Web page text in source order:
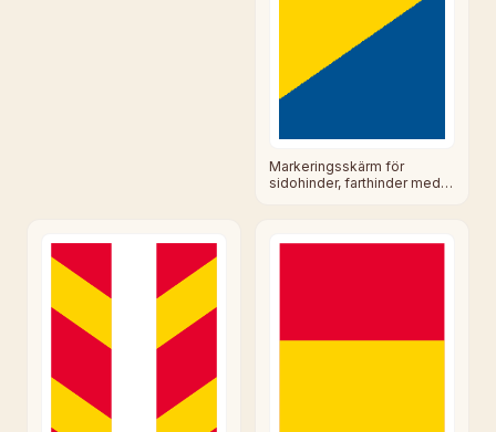
Markeringsskärm för
sidohinder, farthinder med